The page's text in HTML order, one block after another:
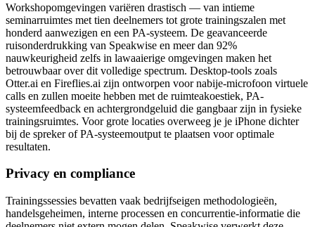
Workshopomgevingen variëren drastisch — van intieme
seminarruimtes met tien deelnemers tot grote trainingszalen met
honderd aanwezigen en een PA-systeem. De geavanceerde
ruisonderdrukking van Speakwise en meer dan 92%
nauwkeurigheid zelfs in lawaaierige omgevingen maken het
betrouwbaar over dit volledige spectrum. Desktop-tools zoals
Otter.ai en Fireflies.ai zijn ontworpen voor nabije-microfoon virtuele
calls en zullen moeite hebben met de ruimteakoestiek, PA-
systeemfeedback en achtergrondgeluid die gangbaar zijn in fysieke
trainingsruimtes. Voor grote locaties overweeg je je iPhone dichter
bij de spreker of PA-systeemoutput te plaatsen voor optimale
resultaten.
Privacy en compliance
Trainingssessies bevatten vaak bedrijfseigen methodologieën,
handelsgeheimen, interne processen en concurrentie-informatie die